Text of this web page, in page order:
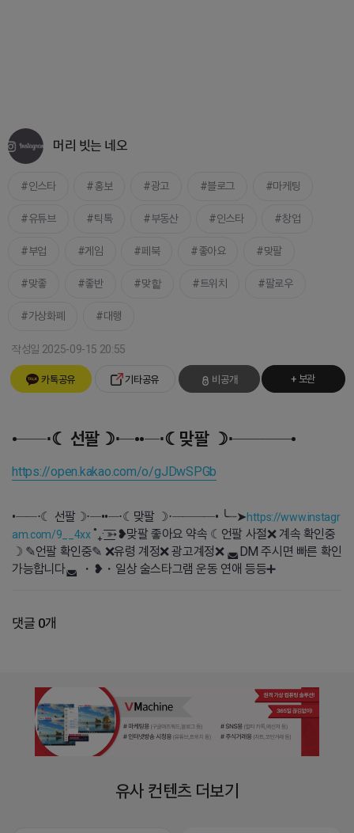
머리 빗는 네오
인스타 홍보 광고 블로그 마케팅
유튜브 틱톡 부동산 인스타 창업
부업 게임 페북 좋아요 맞팔
맞좋 좋반 맞핱 트위치 팔로우
가상화폐 대행
작성일 2025-09-15 20:55
카톡공유 기타공유 비공개 + 보관
•──⋅☾ 선팔☽⋅─••─⋅☾맞팔 ☽⋅────•
https://open.kakao.com/o/gJDwSPGb
•──⋅☾ 선팔☽⋅─••─⋅☾맞팔 ☽⋅────• ╰┈➤https://www.instagr
am.com/9__4xx˚₊· ͟͟͞͞➳❥ㅤ맞팔 좋아요 약속 ☾언팔 사절❌ 계속 확인중
☽ ✎언팔 확인중✎ ❌유령 계정❌ 광고계정❌ ◛DM 주시면 빠른 확인
가능합니다◛ ・❥・일상 술스타그램 운동 연애 등등➕
댓글 0개
유사 컨텐츠 더보기